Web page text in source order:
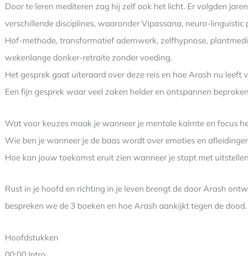
Door te leren mediteren zag hij zelf ook het licht. Er volgden
verschillende disciplines, waaronder Vipassana, neuro-
Hof-methode, transformatief ademwerk, zelfhypnose,
wekenlange donker-retraite zonder voeding.
Het gesprek gaat uiteraard over deze reis en hoe Arash nu leeft
Een fijn gesprek waar veel zaken helder en ontspannen
Wat voor keuzes maak je wanneer je mentale kalmte en focus
Wie ben je wanneer je de baas wordt over emoties en
Hoe kan jouw toekomst eruit zien wanneer je stopt met
Rust in je hoofd en richting in je leven brengt de door Arash
bespreken we de 3 boeken en hoe Arash aankijkt tegen de dood.
Hoofdstukken